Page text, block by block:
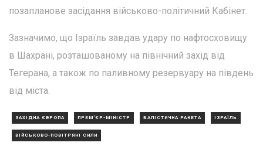
позапланове засідання військово-політичний Кабінет.
Зазначимо, що Ізраїль завдав удару по нафтосховищу
в Шахрані, розташованому на північний захід від
Тегерана, а також по паливному резервуару на південь
від міста.
ЗАХІДНА ЄВРОПА ПРЕМ'ЄР-МІНІСТР БАЛІСТИЧНА РАКЕТА ІЗРАЇЛЬ
ВІЙСЬКОВО-ПОВІТРЯНІ СИЛИ